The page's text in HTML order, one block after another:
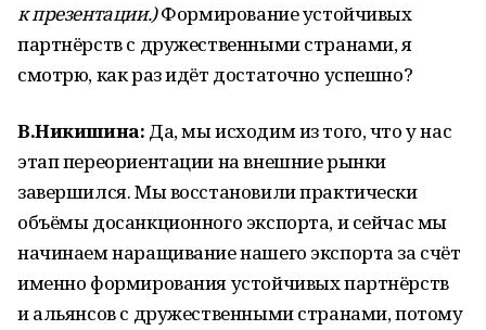
к презентации.)Формирование устойчивых
партнёрств с дружественными странами, я
смотрю, как раз идёт достаточно успешно?
В.Никишина: Да, мы исходим из того, что у нас
этап переориентации на внешние рынки
завершился. Мы восстановили практически
объёмы досанкционного экспорта, и сейчас мы
начинаем наращивание нашего экспорта за счёт
именно формирования устойчивых партнёрств
и альянсов с дружественными странами, потому